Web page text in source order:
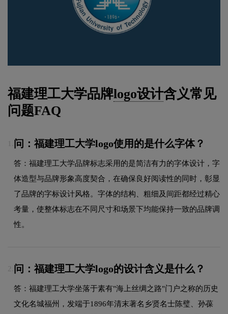
福建理工大学品牌logo设计含义常见
问题FAQ
问：福建理工大学logo使用的是什么字体？
答：福建理工大学品牌标志采用的是简洁有力的字体设计，字
体造型与品牌形象高度契合，在确保良好阅读性的同时，彰显
了品牌的字标设计风格。字体的结构、粗细及间距都经过精心
考量，使整体标志在不同尺寸和场景下均能保持一致的品牌调
性。
2. 问：福建理工大学logo的设计含义是什么？
答：福建理工大学坐落于素有"海上丝绸之路"门户之称的历史
文化名城福州，发端于1896年清末著名乡贤名士陈璧、孙葆